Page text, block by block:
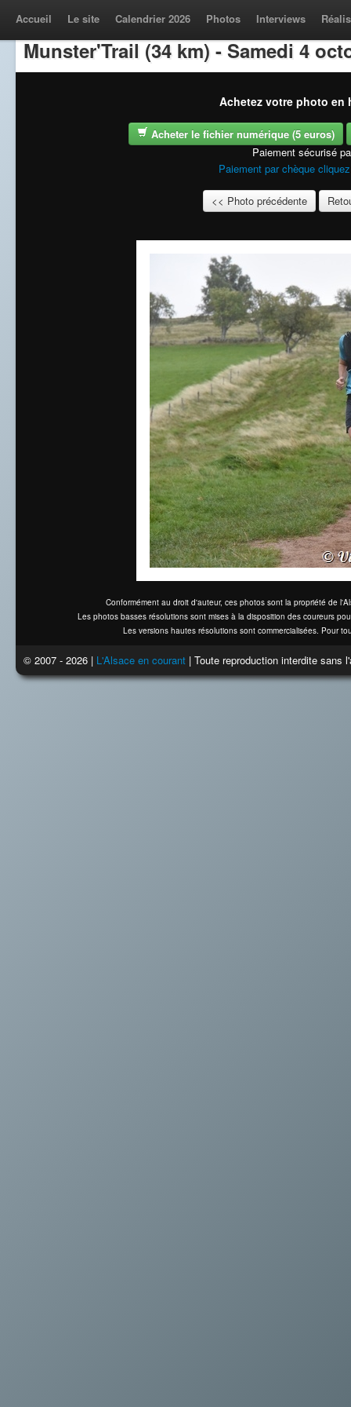
Accueil Le site Calendrier 2026 Photos Interviews
Munster'Trail (34 km) - Samedi 4
Achetez votre photo en
Acheter le fichier numérique (5 euros)
Paiement sécurisé
Paiement par chèque
<< Photo précédente
Conformément au droit d'auteur, ces photos sont la propriété de
Les photos basses résolutions sont mises à la disposition des coureurs
Les versions hautes résolutions sont commercialisées. Pour
© 2007 - 2026 | L'Alsace en courant | Toute reproduction interdite sans